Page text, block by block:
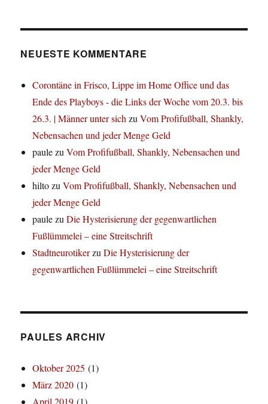
NEUESTE KOMMENTARE
Corontäne in Frisco, Lippe im Home Office und das
Ende des Playboys - die Links der Woche vom 20.3. bis
26.3. | Männer unter sichzuVom Profifußball, Shankly,
Nebensachen und jeder Menge Geld
paulezuVom Profifußball, Shankly, Nebensachen und
jeder Menge Geld
hiltozuVom Profifußball, Shankly, Nebensachen und
jeder Menge Geld
paulezuDie Hysterisierung der gegenwartlichen
Fußlümmelei – eine Streitschrift
StadtneurotikerzuDie Hysterisierung der
gegenwartlichen Fußlümmelei – eine Streitschrift
PAULES ARCHIV
Oktober 2025 (1)
März 2020 (1)